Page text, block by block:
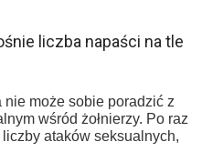
liczba napaści na tle
może sobie poradzić z
wśród żołnierzy. Po raz
ataków seksualnych,